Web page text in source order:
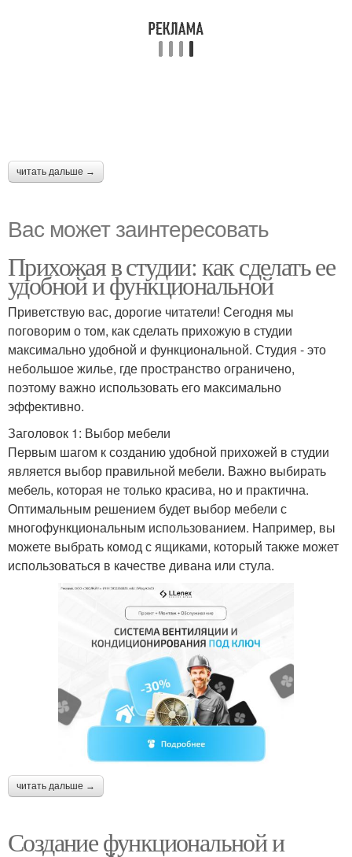
читать дальше →
Вас может заинтересовать
Прихожая в студии: как сделать ее
удобной и функциональной
Приветствую вас, дорогие читатели! Сегодня мы
поговорим о том, как сделать прихожую в студии
максимально удобной и функциональной. Студия - это
небольшое жилье, где пространство ограничено,
поэтому важно использовать его максимально
эффективно.
Заголовок 1: Выбор мебели
Первым шагом к созданию удобной прихожей в студии
является выбор правильной мебели. Важно выбирать
мебель, которая не только красива, но и практична.
Оптимальным решением будет выбор мебели с
многофункциональным использованием. Например, вы
можете выбрать комод с ящиками, который также может
использоваться в качестве дивана или стула.
читать дальше →
Создание функциональной и